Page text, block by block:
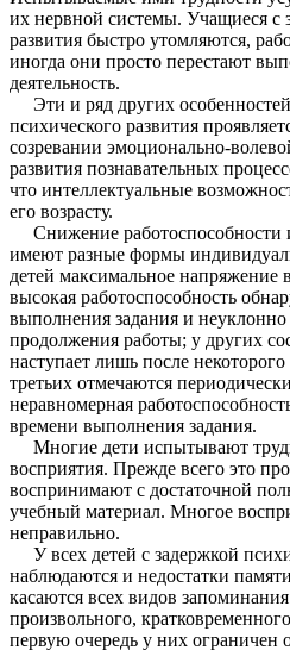
их нервной системы. Учащиеся с
развития быстро утомляются,
иногда они просто перестают
деятельность.
Эти и ряд других особенностей
психического развития
созревании эмоционально-
развития познавательных
что интеллектуальные
его возрасту.
Снижение работоспособности
имеют разные формы
детей максимальное напряжение
высокая работоспособность
выполнения задания и
продолжения работы; у других
наступает лишь после
третьих отмечаются
неравномерная
времени выполнения задания.
Многие дети испытывают
восприятия. Прежде всего это
воспринимают с достаточной
учебный материал. Многое
неправильно.
У всех детей с задержкой
наблюдаются и недостатки
касаются всех видов
произвольного,
первую очередь у них ограничен